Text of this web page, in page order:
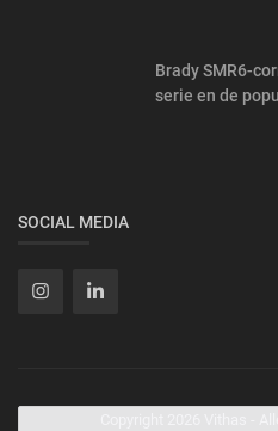
Brady SMR6-
serie en de
SOCIAL MEDIA
Copyright 2026 Vithas -